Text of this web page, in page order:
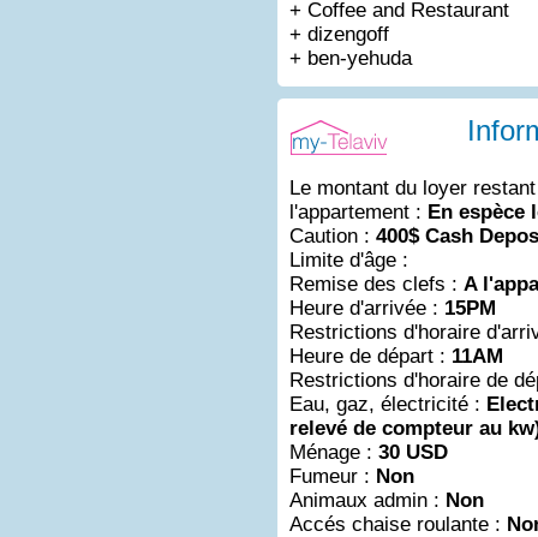
+ Coffee and Restaurant
+ dizengoff
+ ben-yehuda
Le montant du loyer
l'appartement : En espèce
Caution : 400$ Cash
Limite d'âge :
Remise des clefs : A
Heure d'arrivée : 15PM
Restrictions d'horaire
Heure de départ : 11AM
Restrictions d'horaire de
Eau, gaz, électricité :
relevé de compteur au
Ménage : 30 USD
Fumeur : Non
Animaux admin : Non
Accés chaise roulante :